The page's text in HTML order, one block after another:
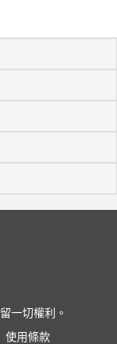
一切權利。
使用條款